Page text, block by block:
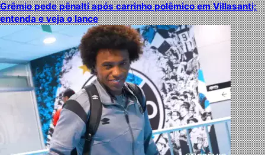
Grêmio pede pênalti após carrinho polêmico em Villasanti;
entenda e veja o lance